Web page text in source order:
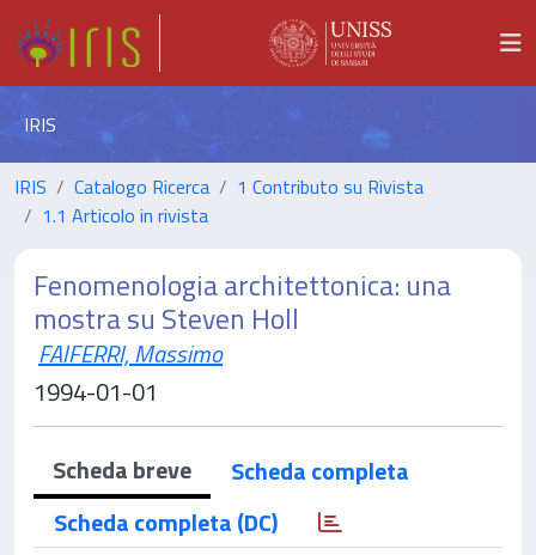
IRIS
IRIS Catalogo Ricerca
1 Contributo su Rivista
1.1 Articolo in rivista
Fenomenologia architettonica: una
mostra su Steven Holl
FAIFERRI, Massimo
1994-01-01
Scheda breve
Scheda completa
Scheda completa (DC)